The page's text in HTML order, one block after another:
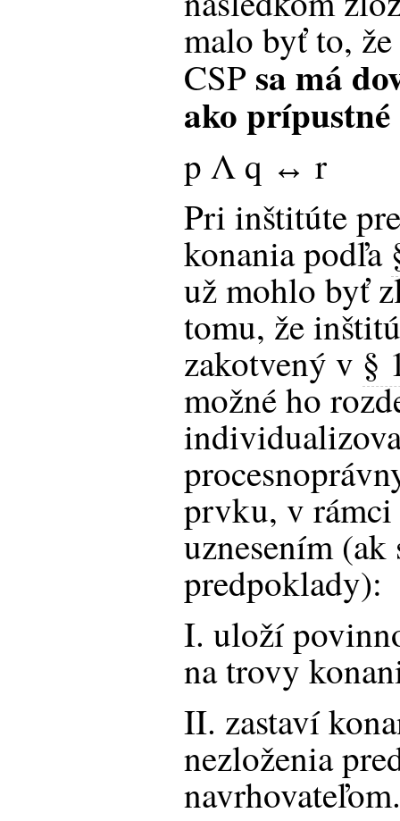
malo byť to,
CSP sa má
ako prípustné
p Λ q ↔ r
Pri inštitúte
konania podľa
už mohlo byť
tomu, že
zakotvený v §
možné ho
prvku, v
uznesením (ak
predpoklady):
I. uloží
na trovy
II. zastaví
nezloženia